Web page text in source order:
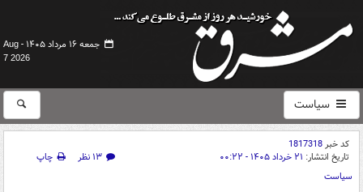
جمعه ۱۶ مرداد ۱۴۰۵ -
Aug
7 2026
سیاست
کد خبر1817318
تاریخ انتشار: ۲۱ خرداد ۱۴۰۵ - ۰۰:۲۲ ۱۳ نظر
چاپ
سیاست